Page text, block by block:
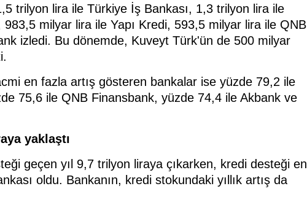
trilyon lira ile Türkiye İş Bankası, 1,3 trilyon lira ile
milyar lira ile Yapı Kredi, 593,5 milyar lira ile QNB
izledi. Bu dönemde, Kuveyt Türk'ün de 500 milyar
en fazla artış gösteren bankalar ise yüzde 79,2 ile
75,6 ile QNB Finansbank, yüzde 74,4 ile Akbank ve
yaklaştı
geçen yıl 9,7 trilyon liraya çıkarken, kredi desteği en
oldu. Bankanın, kredi stokundaki yıllık artış da